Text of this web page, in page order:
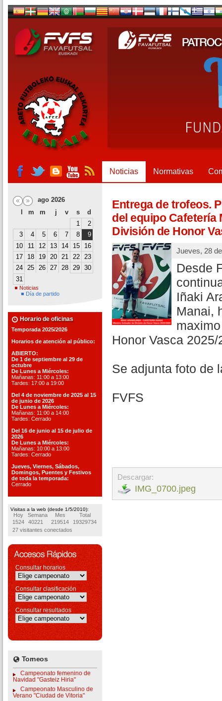
Noticias Normativas
ago 2026
m m j v s
d
1
2
3
4 5 6 7 8
9
10
11 12 13 14 15
16
17
18 19 20 21 22 23
24 25 26 27 28 29 30
31
Noticias
Día de partido
Horario de oficinas
Temporada 2025/2026
Horarios de atención al público:
ABIERTO:
De 1 de septiembre al 29 de
octubre
De Lunes a Miércoles:
Mañanas: 11:00 a 13:00
Tardes: 17:00 a 19:00
Del 4 de noviembre de 2025 al 15
de junio de 2026
De Lunes a Miércoles:
Mañanas: 11:00 a 14:00
Tardes: Cerrado
Del 16 de junio al 15 de julio de
2026
De Lunes a Miércoles:
Mañanas: 10:00 a 13:00
Tardes: Cerrado
Jueves, Viernes, Sábados,
Domingos, Puentes y Festivos
de toda la temporada:
Cerrado
Visitas a la web (desde 1/5/2010):
Hoy Semana Mes
Total
1524
40221 219514
19329734
27 visitantes conectados
Consultar horarios
Consultar clasificación
Consultar resultados
Torneos
Campeonato femenino de
Navidad "Gasteiz Hiria"
Campeonato Masculino de
Verano "Ciudad de Vitoria"
Entrega de trofeos.
del equipo Cafetería
División de Honor
Jueves, 28
Desde
Iñaki
Manai,
Honor Vasca 2025/
Se adjunta foto de
FVFS
Descargar:
IMG_0700.jpeg